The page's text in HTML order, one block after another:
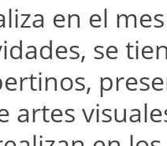
en el
se
artes